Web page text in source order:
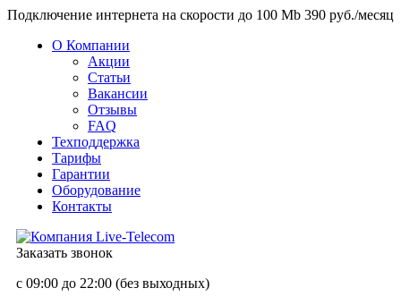
Подключение интернета на скорости до 100 Mb 390 руб./месяц
О Компании
Акции
Статьи
Вакансии
Отзывы
FAQ
Техподдержка
Тарифы
Гарантии
Оборудование
Контакты
Заказать звонок
с 09:00 до 22:00 (без выходных)